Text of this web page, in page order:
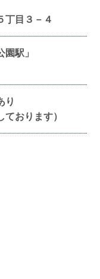
丁目３－４
駅」
り
ております）